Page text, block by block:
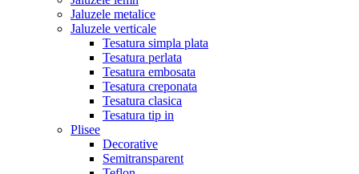
Jaluzele metalice
Jaluzele verticale
Tesatura simpla plata
Tesatura perlata
Tesatura embosata
Tesatura creponata
Tesatura clasica
Tesatura tip in
Plisee
Decorative
Semitransparent